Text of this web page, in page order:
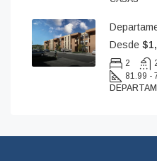
Desde
2
81.99 -